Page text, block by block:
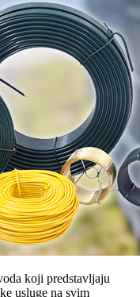
koji predstavljaju
usluge na svim